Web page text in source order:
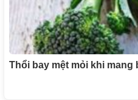
Thổi bay mệt mỏi khi mang